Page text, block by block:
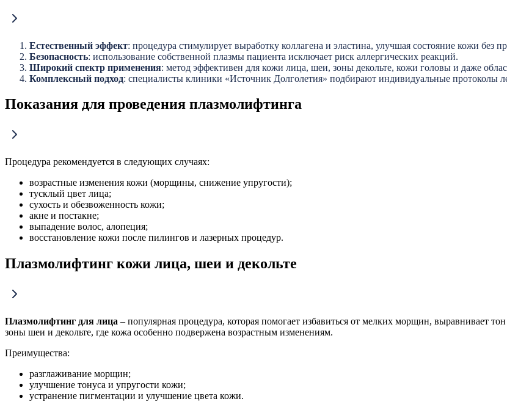
Естественный эффект: процедура стимулирует выработку коллагена и эластина, улучшая состояние кожи без
Безопасность: использование собственной плазмы пациента исключает риск аллергических реакций.
Широкий спектр применения: метод эффективен для кожи лица, шеи, зоны декольте, кожи головы и даже
Комплексный подход: специалисты клиники «Источник Долголетия» подбирают индивидуальные протоколы
Показания для проведения плазмолифтинга
Процедура рекомендуется в следующих случаях:
возрастные изменения кожи (морщины, снижение упругости);
тусклый цвет лица;
сухость и обезвоженность кожи;
акне и постакне;
выпадение волос, алопеция;
восстановление кожи после пилингов и лазерных процедур.
Плазмолифтинг кожи лица, шеи и декольте
Плазмолифтинг для лица – популярная процедура, которая помогает избавиться от мелких морщин, выравнивает
зоны шеи и декольте, где кожа особенно подвержена возрастным изменениям.
Преимущества:
разглаживание морщин;
улучшение тонуса и упругости кожи;
устранение пигментации и улучшение цвета кожи.